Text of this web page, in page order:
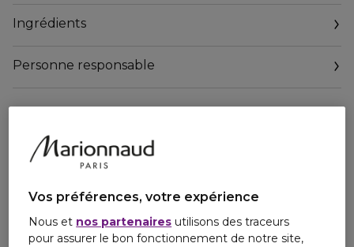
visiblement plus volumineux.
Dans ce rituel vous retrouverez :
nourrissant des cheveux secs - Protection solaire - Résiste
- Masque Fleurs de Jasmin 50ml : Soin nourrissant pour
cheveux fins et secs
- Bain Volumateur aux Algues 50ml : Shampooing
nourrissant des cheveux longs, secs ou frisés
Ingrédients
Personne responsable
Vos préférences, votre expérience
Nous et nos partenaires utilisons des traceurs
pour assurer le bon fonctionnement de notre site,